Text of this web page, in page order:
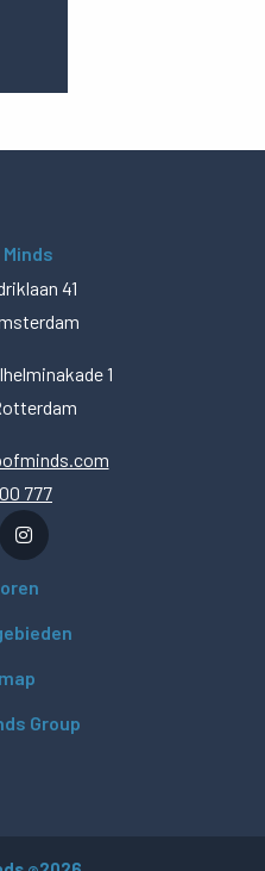
41
1
777
Group